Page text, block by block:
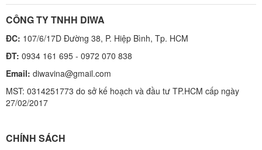
CÔNG TY TNHH DIWA
ĐC: 107/6/17D Đường 38, P. Hiệp Bình, Tp. HCM
ĐT: 0934 161 695 - 0972 070 838
Email: diwavina@gmail.com
MST: 0314251773 do sở kế hoạch và đầu tư TP.HCM cấp ngày
27/02/2017
CHÍNH SÁCH